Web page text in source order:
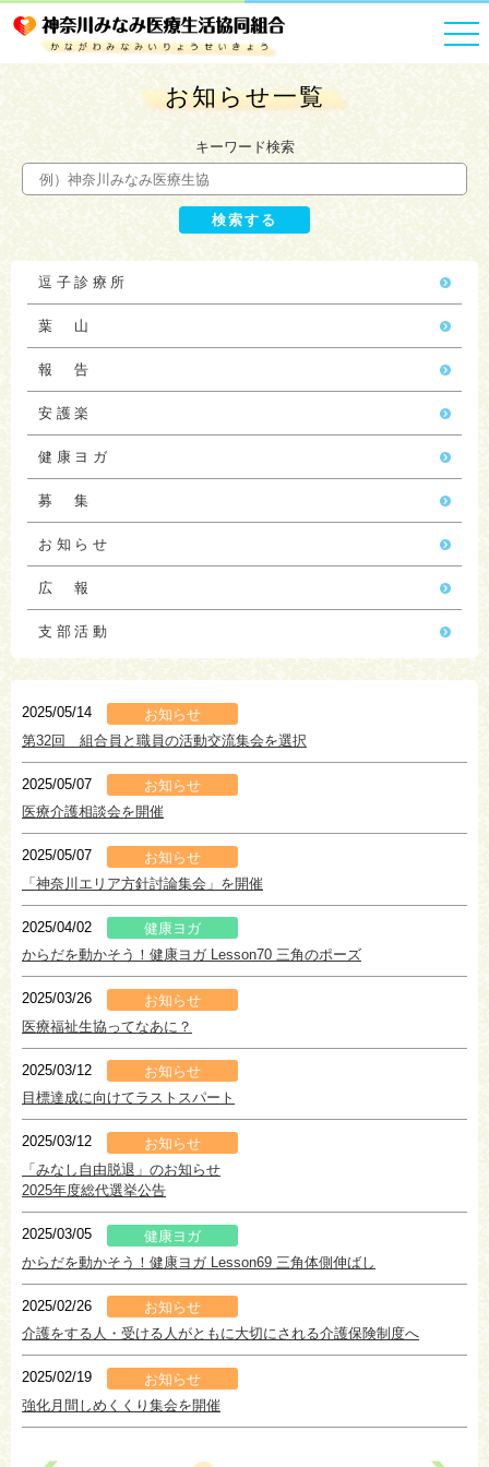
HOME お知らせ一覧
お知らせ一覧
キーワード検索
逗子診療所
葉 山
報 告
安護楽
健康ヨガ
募 集
お知らせ
広 報
支部活動
2025/05/14
お知らせ
第32回 組合員と職員の活動交流集会を選択
2025/05/07
お知らせ
医療介護相談会を開催
2025/05/07
お知らせ
「神奈川エリア方針討論集会」を開催
2025/04/02
健康ヨガ
からだを動かそう！健康ヨガ Lesson70 三角のポーズ
2025/03/26
お知らせ
医療福祉生協ってなあに？
2025/03/12
お知らせ
目標達成に向けてラストスパート
2025/03/12
お知らせ
「みなし自由脱退」のお知らせ
2025年度総代選挙公告
2025/03/05
健康ヨガ
からだを動かそう！健康ヨガ Lesson69 三角体側伸ばし
2025/02/26
お知らせ
介護をする人・受ける人がともに大切にされる介護保険制度へ
2025/02/19
お知らせ
強化月間しめくくり集会を開催